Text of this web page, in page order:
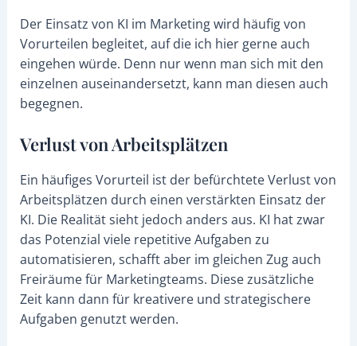
Der Einsatz von KI im Marketing wird häufig von
Vorurteilen begleitet, auf die ich hier gerne auch
eingehen würde. Denn nur wenn man sich mit den
einzelnen auseinandersetzt, kann man diesen auch
begegnen.
Verlust von Arbeitsplätzen
Ein häufiges Vorurteil ist der befürchtete Verlust von
Arbeitsplätzen durch einen verstärkten Einsatz der
KI. Die Realität sieht jedoch anders aus. KI hat zwar
das Potenzial viele repetitive Aufgaben zu
automatisieren, schafft aber im gleichen Zug auch
Freiräume für Marketingteams. Diese zusätzliche
Zeit kann dann für kreativere und strategischere
Aufgaben genutzt werden.